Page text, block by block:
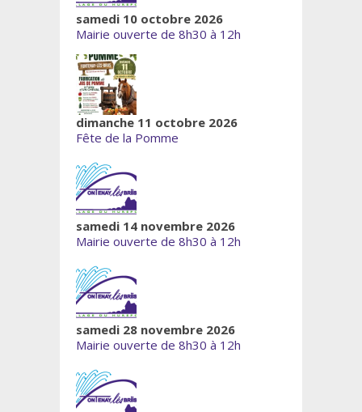
samedi 10 octobre 2026
Mairie ouverte de 8h30 à 12h
dimanche 11 octobre 2026
Fête de la Pomme
samedi 14 novembre 2026
Mairie ouverte de 8h30 à 12h
samedi 28 novembre 2026
Mairie ouverte de 8h30 à 12h